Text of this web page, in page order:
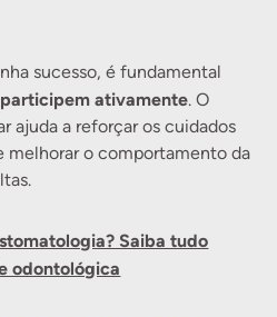
sucesso, é fundamental
ativamente. O
ajuda a reforçar os cuidados
melhorar o comportamento da
Saiba tudo
odontológica